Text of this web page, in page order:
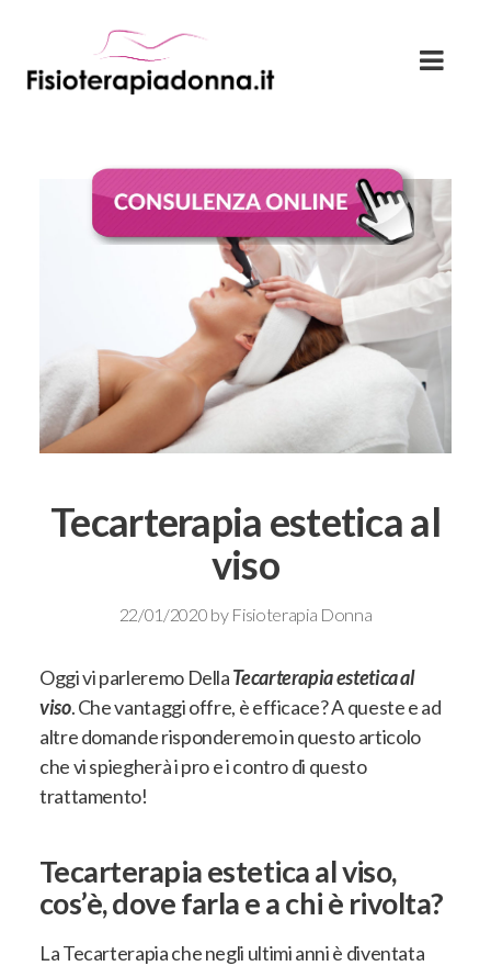
Tecarterapia estetica al
viso
22/01/2020 by Fisioterapia Donna
Oggi vi parleremo DellaTecarterapia estetica al
viso. Che vantaggi offre, è efficace? A queste e ad
altre domande risponderemo in questo articolo
che vi spiegherà i pro e i contro di questo
trattamento!
Tecarterapia estetica al viso,
cos’è, dove farla e a chi è rivolta?
La Tecarterapia che negli ultimi anni è diventata